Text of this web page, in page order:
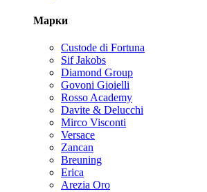
Марки
Custode di Fortuna
Sif Jakobs
Diamond Group
Govoni Gioielli
Rosso Academy
Davite & Delucchi
Mirco Visconti
Versace
Zancan
Breuning
Erica
Arezia Oro